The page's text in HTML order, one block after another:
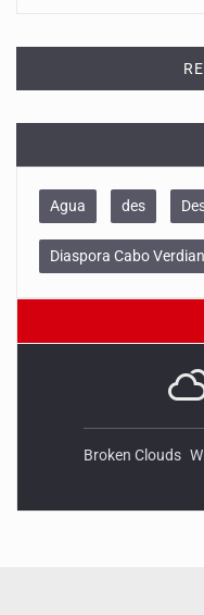
Agua des
Diaspora Cabo
Broken Clouds